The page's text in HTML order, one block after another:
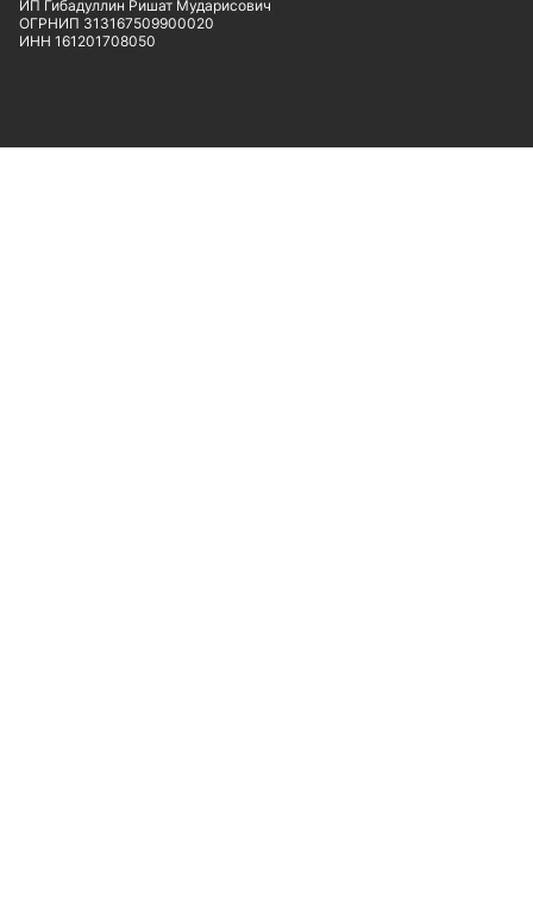
ИП Гибадуллин Ришат Мударисович
ОГРНИП 313167509900020
ИНН 161201708050